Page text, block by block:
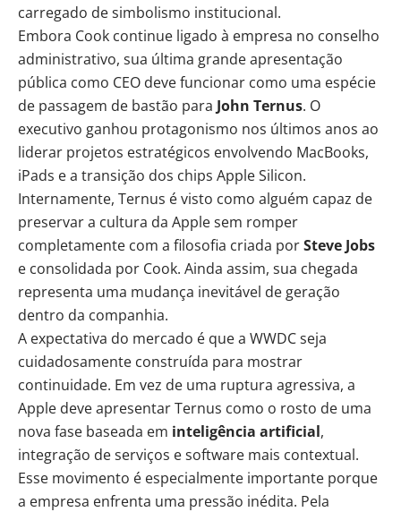
carregado de simbolismo institucional.
Embora Cook continue ligado à empresa no conselho
administrativo, sua última grande apresentação
pública como CEO deve funcionar como uma espécie
de passagem de bastão para John Ternus. O
executivo ganhou protagonismo nos últimos anos ao
liderar projetos estratégicos envolvendo MacBooks,
iPads e a transição dos chips Apple Silicon.
Internamente, Ternus é visto como alguém capaz de
preservar a cultura da Apple sem romper
completamente com a filosofia criada porSteve Jobs
e consolidada por Cook. Ainda assim, sua chegada
representa uma mudança inevitável de geração
dentro da companhia.
A expectativa do mercado é que a WWDC seja
cuidadosamente construída para mostrar
continuidade. Em vez de uma ruptura agressiva, a
Apple deve apresentar Ternus como o rosto de uma
nova fase baseada em inteligência artificial,
integração de serviços e software mais contextual.
Esse movimento é especialmente importante porque
a empresa enfrenta uma pressão inédita. Pela